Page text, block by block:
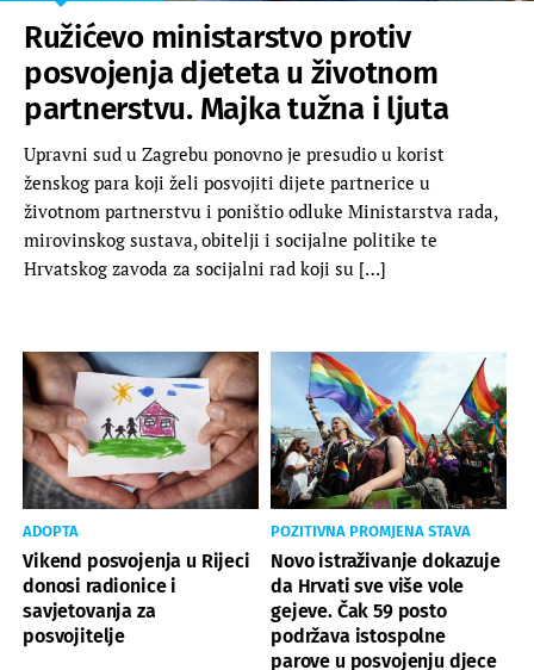
Ružićevo ministarstvo protiv
posvojenja djeteta u životnom
partnerstvu. Majka tužna i ljuta
Upravni sud u Zagrebu ponovno je presudio u korist
ženskog para koji želi posvojiti dijete partnerice u
životnom partnerstvu i poništio odluke Ministarstva rada,
mirovinskog sustava, obitelji i socijalne politike te
Hrvatskog zavoda za socijalni rad koji su […]
ADOPTA
Vikend posvojenja u Rijeci
donosi radionice i
savjetovanja za
posvojitelje
POZITIVNA PROMJENA STAVA
Novo istraživanje dokazuje
da Hrvati sve više vole
gejeve. Čak 59 posto
podržava istospolne
parove u posvojenju djece